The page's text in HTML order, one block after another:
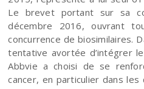
Le brevet portant sur sa
décembre 2016, ouvrant
concurrence de biosimilaires.
tentative avortée d’intégrer
Abbvie a choisi de se
cancer, en particulier dans